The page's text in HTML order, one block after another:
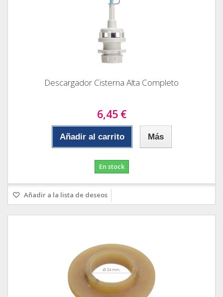
Descargador Cisterna Alta Completo
6,45 €
Añadir al carrito Más
En stock
Añadir a la lista de deseos